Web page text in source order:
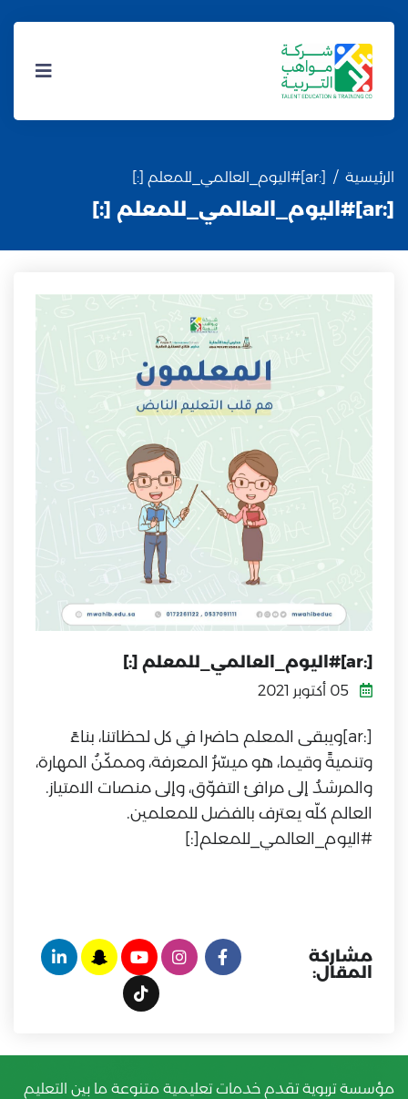
الرئيسية [:ar]#اليوم_العالمي_للمعلم [:]
[:ar]#اليوم_العالمي_للمعلم [:]
[:ar]#اليوم_العالمي_للمعلم [:]
[:ar]ويبقى المعلم حاضرا في كل لحظاتنا، بناءً
وتنميةً وقيما، هو ميسّرُ المعرفة، وممكّنُ المهارة،
والمرشدُ إلى مرافئ التفوّق، وإلى منصات الامتياز.
العالم كلّه يعترف بالفضل للمعلمين.
#اليوم_العالمي_للمعلم[:]
مشاركة
المقال:
مؤسسة تربوية تقدم خدمات تعليمية متنوعة ما بين التعليم